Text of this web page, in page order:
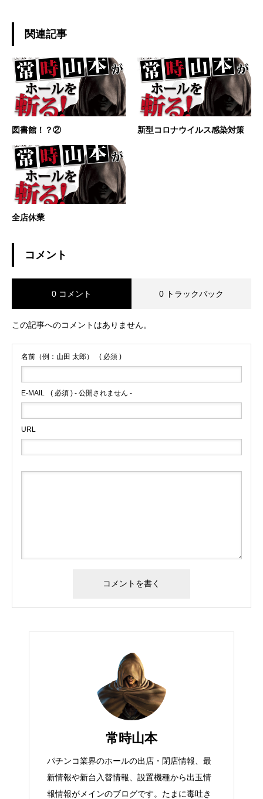
関連記事
図書館！？② 新型コロナウイルス感染対策
全店休業
コメント
0 コメント 0 トラックバック
この記事へのコメントはありません。
名前（例：山田 太郎） ( 必須 )
E-MAIL ( 必須 ) - 公開されません -
URL
常時山本
パチンコ業界のホールの出店・閉店情報、最
新情報や新台入替情報、設置機種から出玉情
報情報がメインのブログです。たまに毒吐き